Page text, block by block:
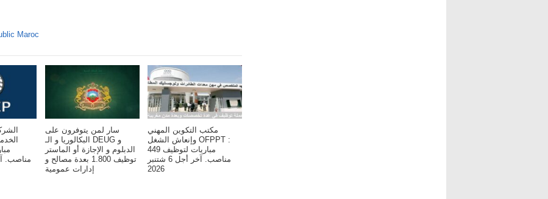
Maroc
سار لمن يتوفرون على
البكالوريا و الـ DEUG و
الدبلوم و الإجازة أو الماستر
توظيف 1.800 بعدة مصالح و
إدارات عمومية
مكتب التكوين المهني
وإنعاش الشغل OFPPT :
مباريات لتوظيف 449
مناصب. آخر أجل 6 شتنبر
2026